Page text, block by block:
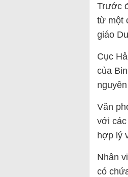
Trước
từ một
giáo
Cục
của
Văn
với các
hợp lý
Nhân
có